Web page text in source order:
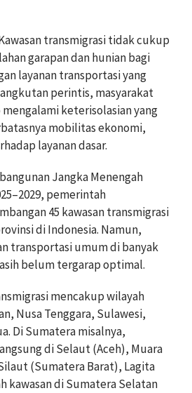
transmigrasi tidak cukup
garapan dan hunian bagi
layanan transportasi yang
perintis, masyarakat
keterisolasian yang
mobilitas ekonomi,
layanan dasar.
Jangka Menengah
pemerintah
45 kawasan transmigrasi
di Indonesia. Namun,
transportasi umum di banyak
belum tergarap optimal.
mencakup wilayah
Nusa Tenggara, Sulawesi,
Di Sumatera misalnya,
di Selaut (Aceh), Muara
(Sumatera Barat), Lagita
kawasan di Sumatera Selatan